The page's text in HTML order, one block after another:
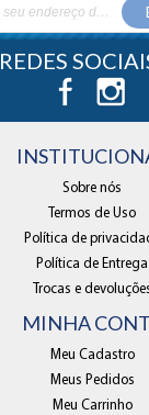
REDES
Sobre nós
Termos de Uso
Política de
Política de Entrega
Trocas e
MINHA
Meu Cadastro
Meus Pedidos
Meu Carrinho